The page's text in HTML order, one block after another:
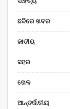
ଛବିରେ ଖବର
ଜାତୀୟ
ସହର
ଖେଳ
ଆନ୍ତର୍ଜାତୀୟ